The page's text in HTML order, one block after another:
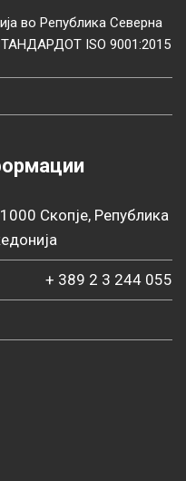
во Република Северна
ISO 9001:2015
Скопје, Република
+ 389 2 3 244 055